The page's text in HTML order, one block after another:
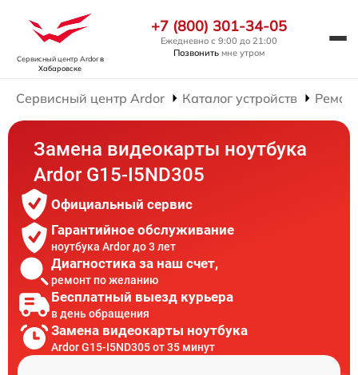
Сервисный центр Ardorв
Хабаровске
+7 (800) 301-34-05
Ежедневно с 9:00 до 21:00
Позвонить мне утром
Сервисный центр Ardor Каталог устройств
Замена видеокарты ноутбука
Ardor G15-I5ND305
Официальный сервис
Гарантийное обслуживание
ноутбука Ardor до 3 лет
Диагностика за наш счет,
ремонт по желанию
Бесплатный выезд курьера
в день обращения
Замена видеокарты ноутбука
Ardor G15-I5ND305 от 35 минут